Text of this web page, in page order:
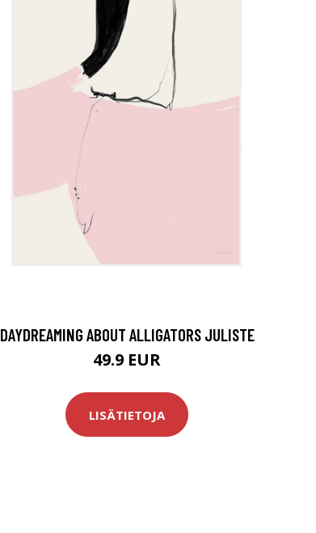
DAYDREAMING ABOUT ALLIGATORS JULISTE
49.9 EUR
LISÄTIETOJA